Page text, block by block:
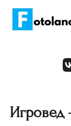
Игровед